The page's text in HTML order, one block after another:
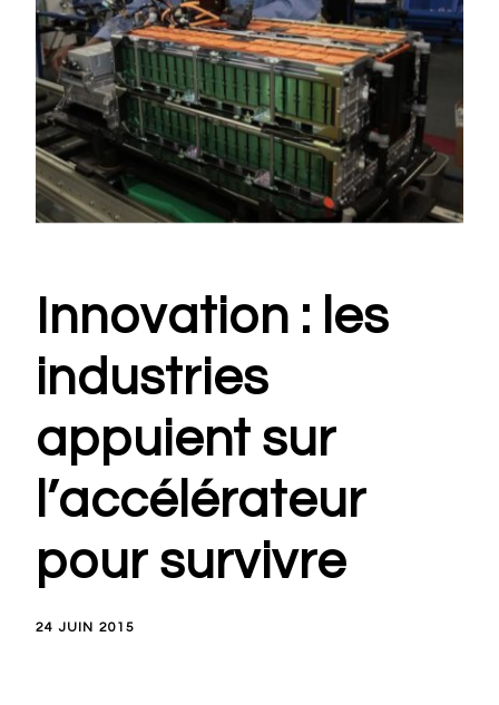
Innovation : les
industries
appuient sur
l’accélérateur
pour survivre
24 JUIN 2015